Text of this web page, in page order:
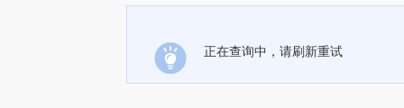
正在查询中，请刷新重试